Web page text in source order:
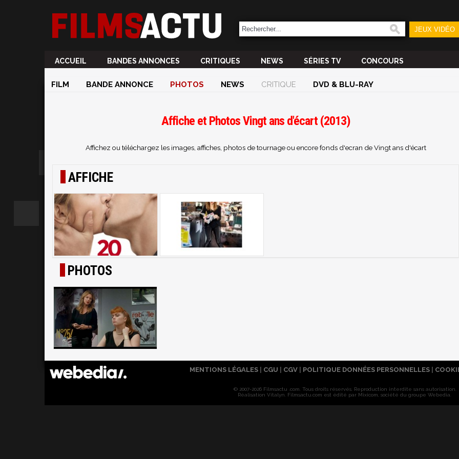
JEUX VIDÉO
ACCUEIL BANDES ANNONCES CRITIQUES NEWS SÉRIES TV CONCOURS
FILM BANDE ANNONCE PHOTOS NEWS CRITIQUE DVD & BLU-RAY
Affiche et Photos Vingt ans d'écart (2013)
Affichez ou téléchargez les images, affiches, photos de tournage ou encore fonds d'ecran de Vingt ans d'écart
AFFICHE
PHOTOS
MENTIONS LÉGALES CGU CGV POLITIQUE DONNÉES PERSONNELLES
© 2007-2026 Filmsactu .com. Tous droits réservés. Reproduction interdite sans autorisation.
Réalisation Vitalyn . Filmsactu .com est édité par Mixicom, société du groupe Webedia.